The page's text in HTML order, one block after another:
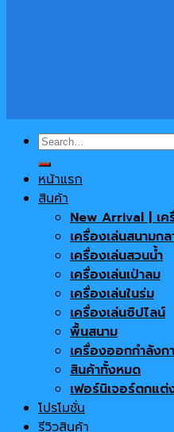
Search
for:
หน้าแรก
สินค้า
New Arrival | เค
เครื่องเล่นสนามก
เครื่องเล่นสวนน้ำ
เครื่องเล่นเป่าลม
เครื่องเล่นในร่ม
เครื่องเล่นซิปไลน์
พื้นสนาม
เครื่องออกกำลังก
สินค้าทั้งหมด
เฟอร์นิเจอร์ตกแต่
โปรโมชั่น
รีวิวสินค้า